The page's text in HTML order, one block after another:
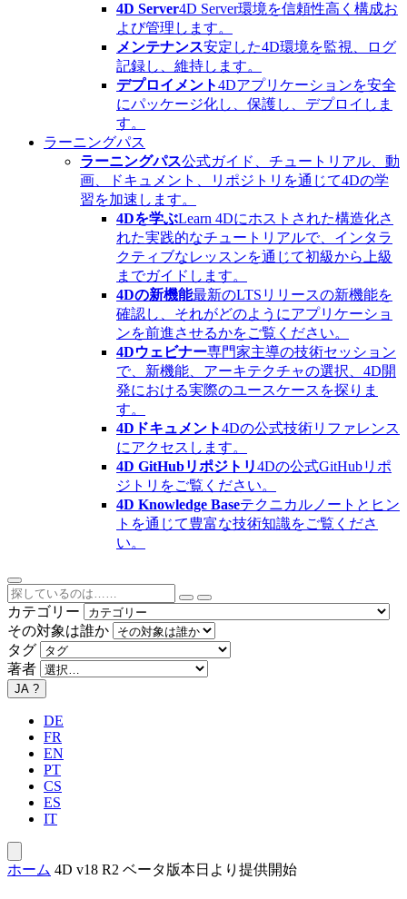
4D Server4D Server環境を信頼性高く構成お
よび管理します。
メンテナンス安定した4D環境を監視、ログ
記録し、維持します。
デプロイメント4Dアプリケーションを安全
にパッケージ化し、保護し、デプロイしま
す。
ラーニングパス
ラーニングパス公式ガイド、チュートリアル、動
画、ドキュメント、リポジトリを通じて4Dの学
習を加速します。
4Dを学ぶLearn 4Dにホストされた構造化さ
れた実践的なチュートリアルで、インタラ
クティブなレッスンを通じて初級から上級
までガイドします。
4Dの新機能最新のLTSリリースの新機能を
確認し、それがどのようにアプリケーショ
ンを前進させるかをご覧ください。
4Dウェビナー専門家主導の技術セッション
で、新機能、アーキテクチャの選択、4D開
発における実際のユースケースを探りま
す。
4Dドキュメント4Dの公式技術リファレンス
にアクセスします。
4D GitHubリポジトリ4Dの公式GitHubリポ
ジトリをご覧ください。
4D Knowledge Baseテクニカルノートとヒン
トを通じて豊富な技術知識をご覧くださ
い。
カテゴリー
その対象は誰か
タグ
著者
JA ?
DE
FR
EN
PT
CS
ES
IT
ホーム 4D v18 R2 ベータ版本日より提供開始